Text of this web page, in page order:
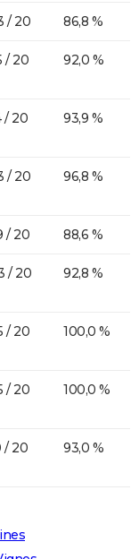
/ 20 86,8 %
/ 20 92,0 %
/ 20 93,9 %
/ 20 96,8 %
/ 20 88,6 %
/ 20 92,8 %
/ 20 100,0 %
/ 20 100,0 %
/ 20 93,0 %